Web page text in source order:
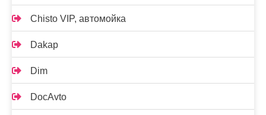
Chisto VIP, автомойка
Dakap
Dim
DocAvto